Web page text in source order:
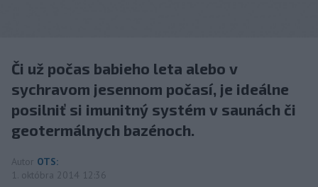
Či už počas babieho leta alebo v
sychravom jesennom počasí, je ideálne
posilniť si imunitný systém v saunách či
geotermálnych bazénoch.
Autor OTS:
1. októbra 2014 12:36